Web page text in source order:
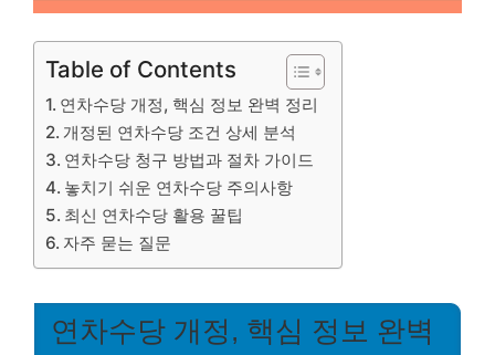
Table of Contents
연차수당 개정, 핵심 정보 완벽 정리
개정된 연차수당 조건 상세 분석
연차수당 청구 방법과 절차 가이드
놓치기 쉬운 연차수당 주의사항
최신 연차수당 활용 꿀팁
자주 묻는 질문
연차수당 개정, 핵심 정보 완벽